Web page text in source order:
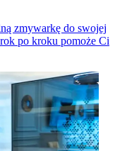
zmywarkę do swojej
po kroku pomoże Ci